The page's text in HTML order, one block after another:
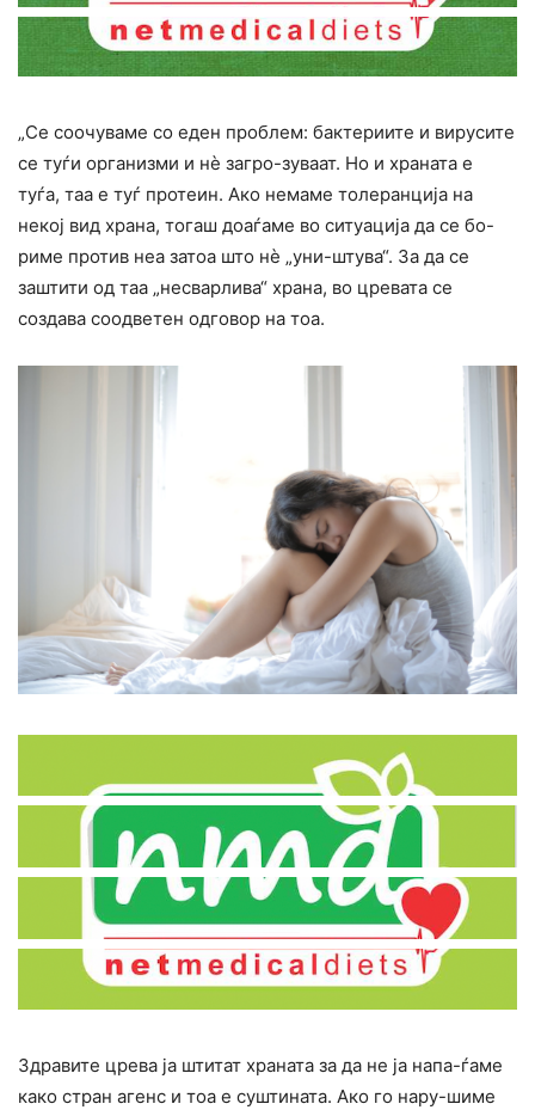
„Се соочуваме со еден проблем: бактериите и виpycите
се туѓи организми и нè загро-зуваат. Но и храната е
туѓа, таа е туѓ протеин. Ако немаме толеранција на
некој вид храна, тогаш доаѓаме во ситуација да се бо-
риме против неа затоа што нè „уни-штува“. За да се
заштити од таа „несварлива“ храна, во цревата се
создава соодветен одговор на тоа.
Здравите црева ја штитат храната за да не ја напа-ѓаме
како стран агенс и тоа е суштината. Ако го нару-шиме